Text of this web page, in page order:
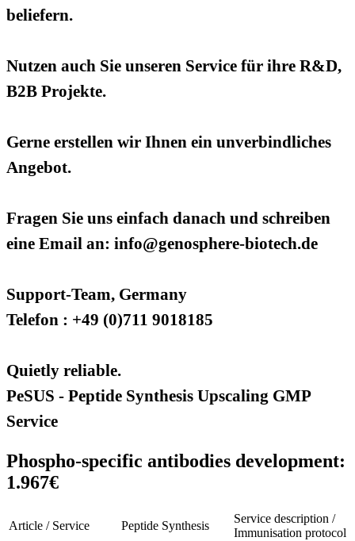
beliefern.
Nutzen auch Sie unseren Service für ihre R&D,
B2B Projekte.
Gerne erstellen wir Ihnen ein unverbindliches
Angebot.
Fragen Sie uns einfach danach und schreiben
eine Email an: info@genosphere-biotech.de
Support-Team, Germany
Telefon : +49 (0)711 9018185
Quietly reliable.
PeSUS - Peptide Synthesis Upscaling GMP
Service
Phospho-specific antibodies development:
1.967€
Article / Service Peptide Synthesis
Service description /
Immunisation protocol